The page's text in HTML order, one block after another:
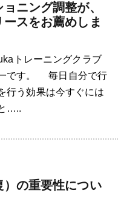
ニング調整が、
スをお薦めしま
トレーニングクラブ
です。 毎日自分で行
行う効果は今すぐには
…..
の重要性につい